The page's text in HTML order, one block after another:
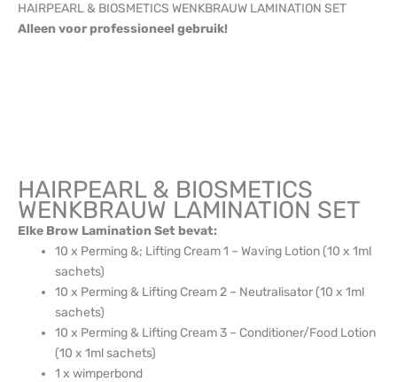
HAIRPEARL & BIOSMETICS WENKBRAUW LAMINATION SET
Alleen voor professioneel gebruik!
HAIRPEARL & BIOSMETICS
WENKBRAUW LAMINATION SET
Elke Brow Lamination Set bevat:
10 x Perming &; Lifting Cream 1 – Waving Lotion (10 x 1ml
sachets)
10 x Perming & Lifting Cream 2 – Neutralisator (10 x 1ml
sachets)
10 x Perming & Lifting Cream 3 – Conditioner/Food Lotion
(10 x 1ml sachets)
1 x wimperbond